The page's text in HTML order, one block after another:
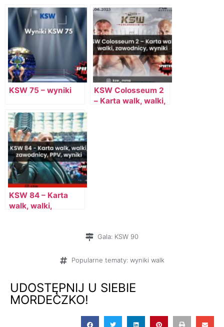
zawodnicy, PPV,
wyniki!
Kolejne starcie na
gali KSW 90!
KSW 75 – wyniki
KSW Colosseum 2
– Karta walk, walki,
KSW 84 – Karta
walk, walki,
Gala: KSW 90
Popularne tematy: wyniki walk
UDOSTĘPNIJ U SIEBIE
MORDECZKO!